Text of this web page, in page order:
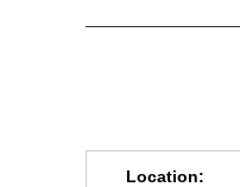
Location: